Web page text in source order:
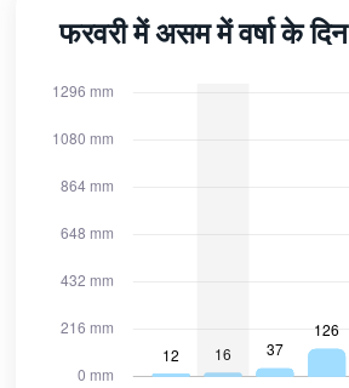
फरवरी में असम में वर्षा के दिन